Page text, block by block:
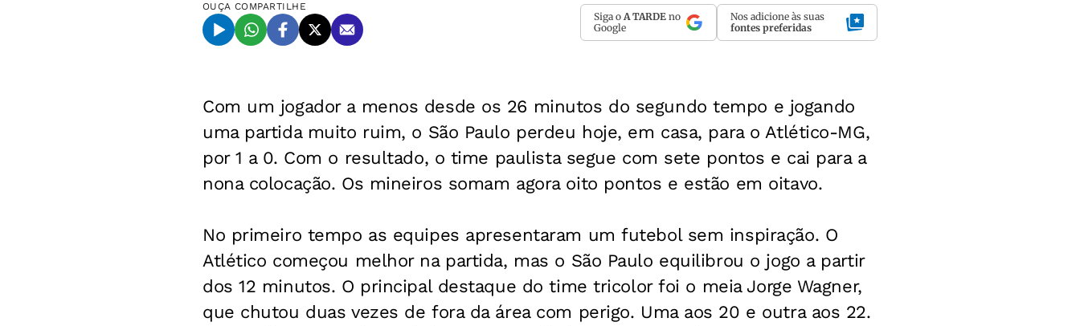
OUÇA COMPARTILHE
Siga o A TARDE no
Google
Nos adicione às suas
fontes preferidas
Com um jogador a menos desde os 26 minutos do segundo tempo e jogando
uma partida muito ruim, o São Paulo perdeu hoje, em casa, para o Atlético-MG,
por 1 a 0. Com o resultado, o time paulista segue com sete pontos e cai para a
nona colocação. Os mineiros somam agora oito pontos e estão em oitavo.
No primeiro tempo as equipes apresentaram um futebol sem inspiração. O
Atlético começou melhor na partida, mas o São Paulo equilibrou o jogo a partir
dos 12 minutos. O principal destaque do time tricolor foi o meia Jorge Wagner,
que chutou duas vezes de fora da área com perigo. Uma aos 20 e outra aos 22.